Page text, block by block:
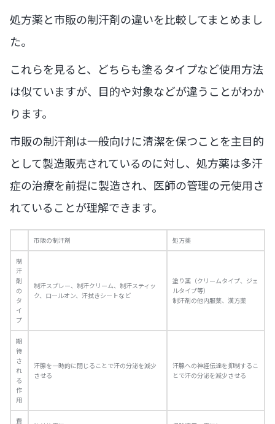
処方薬と市販の制汗剤の違いを比較してまとめまし
た。
これらを見ると、どちらも塗るタイプなど使用方法
は似ていますが、目的や対象などが違うことがわか
ります。
市販の制汗剤は一般向けに清潔を保つことを主目的
として製造販売されているのに対し、処方薬は多汗
症の治療を前提に製造され、医師の管理の元使用さ
れていることが理解できます。
市販の制汗剤 処方薬
制
汗
剤
の
タ
イ
プ
制汗スプレー、制汗クリーム、制汗スティッ
ク、ロールオン、汗拭きシートなど
塗り薬（クリームタイプ、ジェ
ルタイプ等）
制汗剤の他内服薬、漢方薬
期
待
さ
れ
る
作
用
汗腺を一時的に閉じることで汗の分泌を減少
させる
汗腺への神経伝達を抑制するこ
とで汗の分泌を減少させる
費